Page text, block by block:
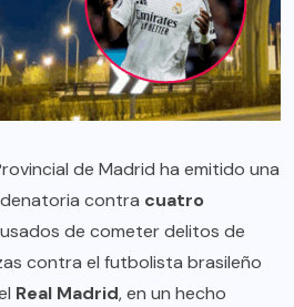
de Madrid ha emitido una
contra cuatro
de cometer delitos de
contra el futbolista brasileño
Real Madrid, en un hecho